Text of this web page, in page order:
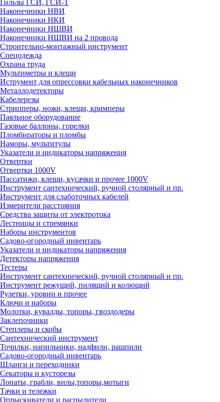
Гильзы ГСИ, ГСИ-Т
Наконечники НВИ
Наконечники НКИ
Наконечники НШВИ
Наконечники НШВИ на 2 провода
Строительно-монтажный инструмент
Спецодежда
Охрана труда
Мультиметры и клещи
Иструмент для опрессовки кабельных наконечников
Металлодетекторы
Кабелерезы
Стрипперы, ножи, клещи, кримперы
Паяльное оборудование
Газовые баллоны, горелки
Пломбираторы и пломбы
Наморы, мультитулы
Указатели и индикаторы напряжения
Отвертки
Отвертки 1000V
Пассатижи, клещи, кусачки и прочее 1000V
Инструмент сантехнический, ручной столярный и пр.
Инструмент для слаботочных кабелей
Измерители расстояния
Средства защиты от электротока
Лестницы и стремянки
Наборы инструментов
Садово-огородный инвентарь
Указатели и индикаторы напряжения
Детекторы напряжения
Тестеры
Инструмент сантехнический, ручной столярный и пр.
Инструмент режущий, пилящий и колющий
Рулетки, уровни и прочее
Ключи и наборы
Молотки, кувалды, топоры, гвоздодеры
Заклепочники
Степлеры и скобы
Сантехнический инструмент
Точилки, напильники, надфили, рашпили
Садово-огородный инвентарь
Шланги и переходники
Секаторы и кусторезы
Лопаты, грабли, вилы,топоры,мотыги
Тачки и тележки
Опрыскиватели и распылители